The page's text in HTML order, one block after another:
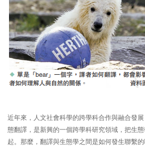
近年來，人文社會科學的跨學科合作與融合發
態翻譯，是新興的一個跨學科研究領域，把生
起。那麼，翻譯與生態學之間是如何發生聯繫的